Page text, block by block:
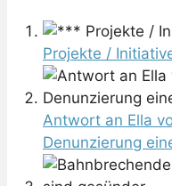
Projekte /
Antwort an Ella
Denunzierung